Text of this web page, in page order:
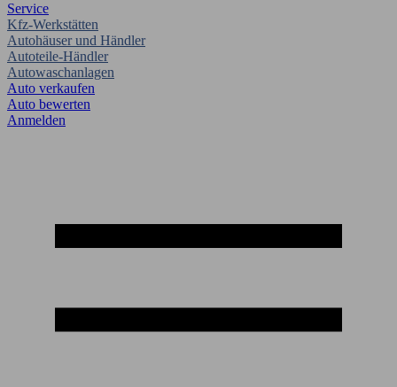
Service
Kfz-Werkstätten
Autohäuser und Händler
Autoteile-Händler
Autowaschanlagen
Auto verkaufen
Auto bewerten
Anmelden